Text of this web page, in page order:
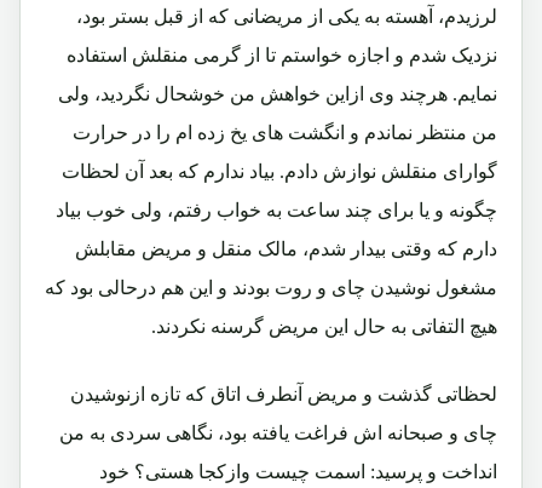
لرزیدم، آهسته به یکی از مریضانی که از قبل بستر بود،
نزدیک شدم و اجازه خواستم تا از گرمی منقلش استفاده
نمایم. هرچند وی ازاین خواهش من خوشحال نگردید، ولی
من منتظر نماندم و انگشت های یخ زده ام را در حرارت
گوارای منقلش نوازش دادم. بیاد ندارم که بعد آن لحظات
چگونه و یا برای چند ساعت به خواب رفتم، ولی خوب بیاد
دارم که وقتی بیدار شدم، مالک منقل و مریض مقابلش
مشغول نوشیدن چای و روت بودند و این هم درحالی بود که
هیچ التفاتی به حال این مریض گرسنه نکردند.
لحظاتی گذشت و مریض آنطرف اتاق که تازه ازنوشیدن
چای و صبحانه اش فراغت یافته بود، نگاهی سردی به من
انداخت و پرسید: اسمت چیست وازکجا هستی؟ خود